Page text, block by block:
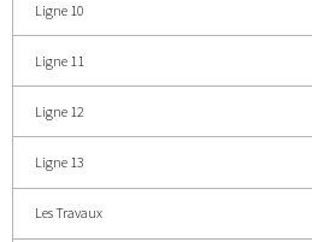
Ligne 10
Ligne 11
Ligne 12
Ligne 13
Les Travaux